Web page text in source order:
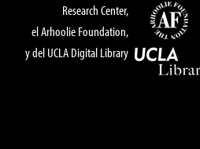
Research Center,
el Arhoolie Foundation,
y del UCLA Digital Library